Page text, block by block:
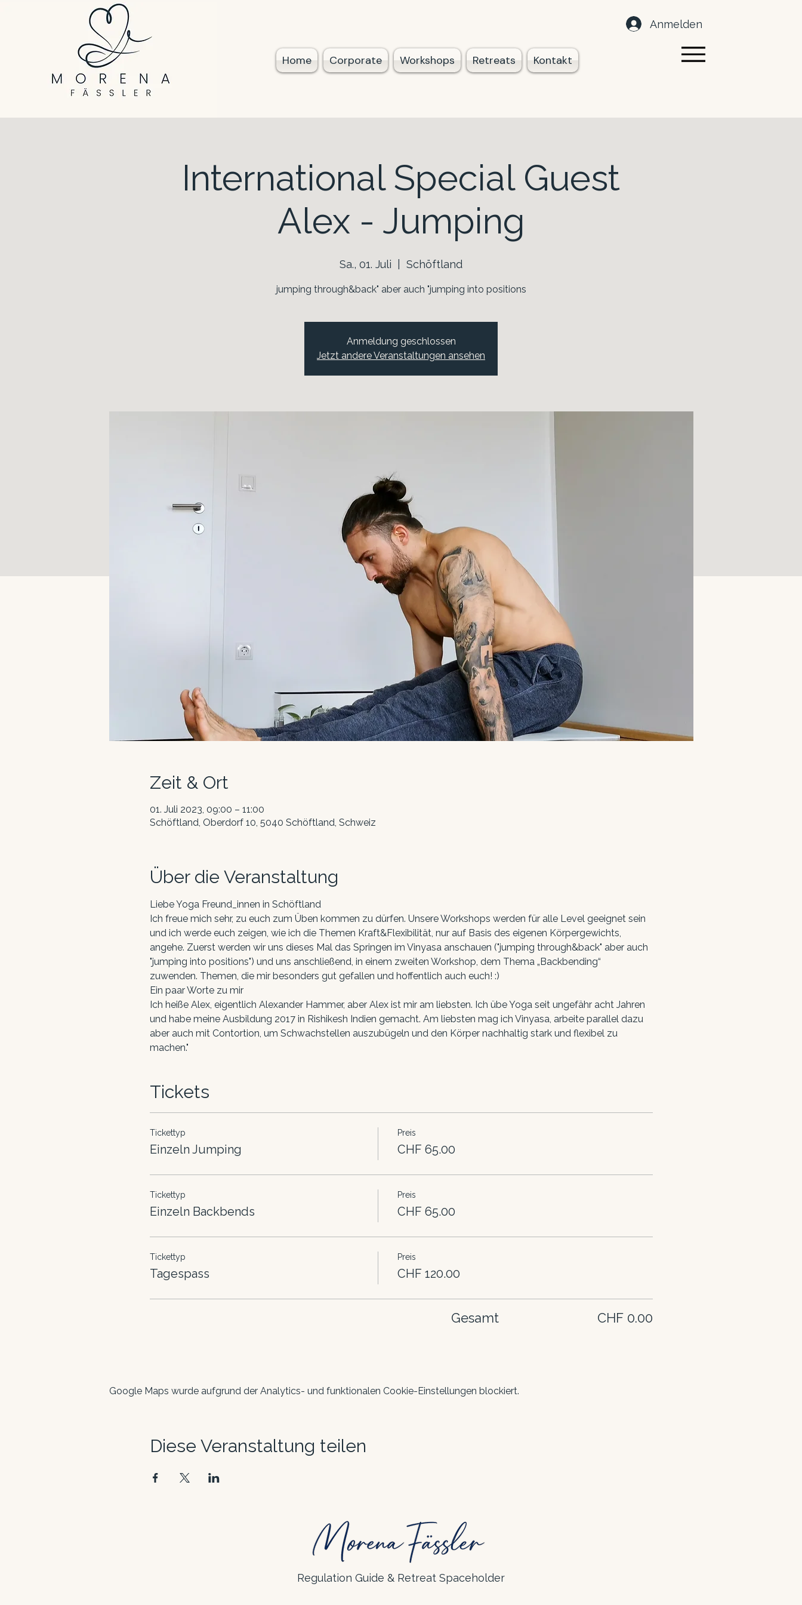
Anmelden
Home Corporate Workshops Retreats Kontakt
International Special Guest
Alex - Jumping
Sa., 01. Juli Schöftland
jumping through&back" aber auch "jumping into positions
Anmeldung geschlossen
Jetzt andere Veranstaltungen ansehen
Zeit & Ort
01. Juli 2023, 09:00 – 11:00
Schöftland, Oberdorf 10, 5040 Schöftland, Schweiz
Über die Veranstaltung
Liebe Yoga Freund_innen in Schöftland
Ich freue mich sehr, zu euch zum Üben kommen zu dürfen. Unsere Workshops werden für alle Level geeignet sein
und ich werde euch zeigen, wie ich die Themen Kraft&Flexibilität, nur auf Basis des eigenen Körpergewichts,
angehe. Zuerst werden wir uns dieses Mal das Springen im Vinyasa anschauen ("jumping through&back" aber auch
"jumping into positions") und uns anschließend, in einem zweiten Workshop, dem Thema „Backbending“
zuwenden. Themen, die mir besonders gut gefallen und hoffentlich auch euch! :)
Ein paar Worte zu mir
Ich heiße Alex, eigentlich Alexander Hammer, aber Alex ist mir am liebsten. Ich übe Yoga seit ungefähr acht Jahren
und habe meine Ausbildung 2017 in Rishikesh Indien gemacht. Am liebsten mag ich Vinyasa, arbeite parallel dazu
aber auch mit Contortion, um Schwachstellen auszubügeln und den Körper nachhaltig stark und flexibel zu
machen."
Tickets
Tickettyp
Einzeln Jumping
Preis
CHF 65.00
Tickettyp
Einzeln Backbends
Preis
CHF 65.00
Tickettyp
Tagespass
Preis
CHF 120.00
Gesamt CHF 0.00
Google Maps wurde aufgrund der Analytics- und funktionalen Cookie-Einstellungen blockiert.
Diese Veranstaltung teilen
Regulation Guide & Retreat Spaceholder